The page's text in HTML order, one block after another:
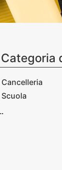
Categoria
Cancelleria
Scuola